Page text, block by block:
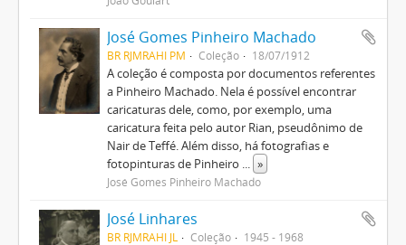
José Gomes Pinheiro Machado
BR RJMRAHI PM Coleção 18/07/1912
A coleção é composta por documentos referentes
a Pinheiro Machado. Nela é possível encontrar
caricaturas dele, como, por exemplo, uma
caricatura feita pelo autor Rian, pseudônimo de
Nair de Teffé. Além disso, há fotografias e
fotopinturas de Pinheiro ... »
José Gomes Pinheiro Machado
José Linhares
BR RJMRAHI JL Coleção 1945 - 1968